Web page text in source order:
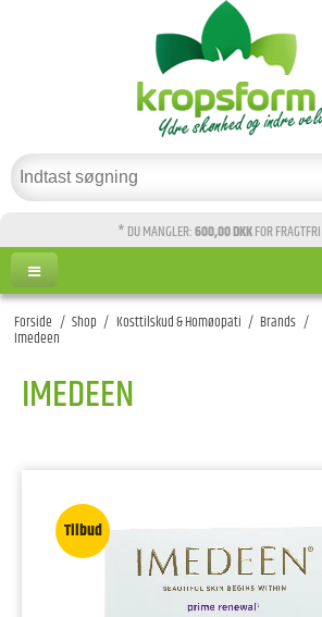
* DU MANGLER:600,00 DKKFOR
Forside / Shop / Kosttilskud & Homøopati / Brands /
Imedeen
IMEDEEN
Tilbud